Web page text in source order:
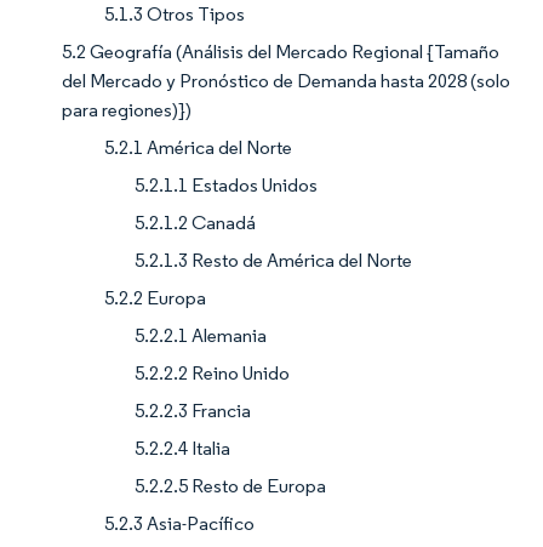
5.1.3 Otros Tipos
5.2 Geografía (Análisis del Mercado Regional {Tamaño
del Mercado y Pronóstico de Demanda hasta 2028 (solo
para regiones)})
5.2.1 América del Norte
5.2.1.1 Estados Unidos
5.2.1.2 Canadá
5.2.1.3 Resto de América del Norte
5.2.2 Europa
5.2.2.1 Alemania
5.2.2.2 Reino Unido
5.2.2.3 Francia
5.2.2.4 Italia
5.2.2.5 Resto de Europa
5.2.3 Asia-Pacífico